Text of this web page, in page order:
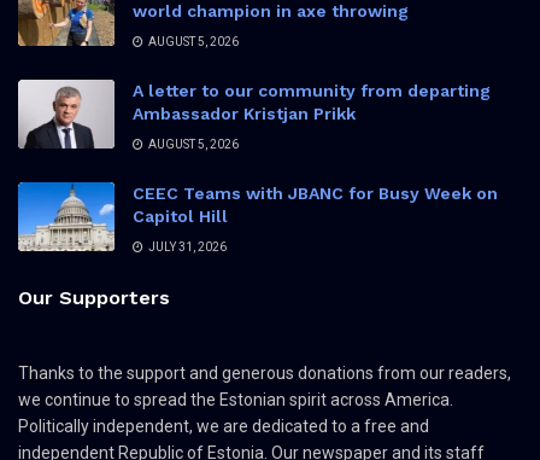
world champion in axe throwing
AUGUST 5, 2026
A letter to our community from departing
Ambassador Kristjan Prikk
AUGUST 5, 2026
CEEC Teams with JBANC for Busy Week on
Capitol Hill
JULY 31, 2026
Our Supporters
Thanks to the support and generous donations from our readers,
we continue to spread the Estonian spirit across America.
Politically independent, we are dedicated to a free and
independent Republic of Estonia. Our newspaper and its staff